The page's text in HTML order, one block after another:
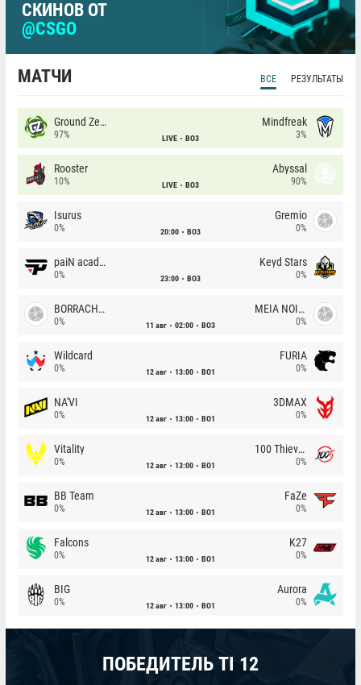
СКИНОВ ОТ
@CSGO
МАТЧИ ВСЕ РЕЗУЛЬТАТЫ
Ground Zero
97% LIVE BO3
Mindfreak
3%
Rooster
10% LIVE BO3
Abyssal
90%
Isurus
0% 20:00 BO3
Gremio
0%
paiN academy
0% 23:00 BO3
Keyd Stars
0%
BORRACHEIROS
0% 11 авг 02:00 BO3
MEIA NOITE
0%
Wildcard
0% 12 авг 13:00 BO1
FURIA
0%
NA'VI
0% 12 авг 13:00 BO1
3DMAX
0%
Vitality
0% 12 авг 13:00 BO1
100 Thieves
0%
BB Team
0% 12 авг 13:00 BO1
FaZe
0%
Falcons
0% 12 авг 13:00 BO1
K27
0%
BIG
0% 12 авг 13:00 BO1
Aurora
0%
ПОБЕДИТЕЛЬ TI 12